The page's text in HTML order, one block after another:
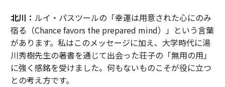
北川： ルイ・パスツールの「幸運は用意された心にのみ
宿る（Chance favors the prepared mind）」という言葉
があります。私はこのメッセージに加え、大学時代に湯
川秀樹先生の著書を通じて出会った荘子の「無用の用」
に強く感銘を受けました。何もないものこそが役に立つ
との考え方です。